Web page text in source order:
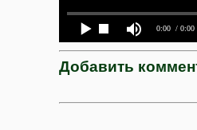
0:00 / 0:00
Добавить